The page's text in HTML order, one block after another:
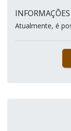
Atualmente, é